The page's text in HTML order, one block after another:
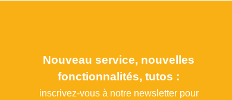
Nouveau service, nouvelles
fonctionnalités, tutos :
inscrivez-vous à notre newsletter pour